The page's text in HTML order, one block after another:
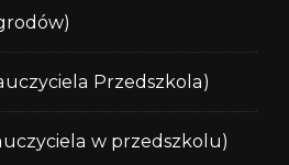
Przedszkola)
w przedszkolu)